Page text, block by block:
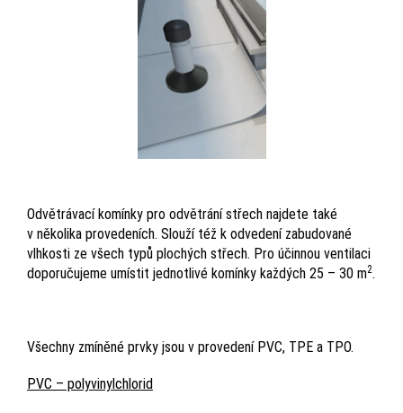
Odvětrávací komínky pro odvětrání střech najdete také
v několika provedeních. Slouží též k odvedení zabudované
vlhkosti ze všech typů plochých střech. Pro účinnou ventilaci
doporučujeme umístit jednotlivé komínky každých 25 – 30 m2.
Všechny zmíněné prvky jsou v provedení PVC, TPE a TPO.
PVC – polyvinylchlorid